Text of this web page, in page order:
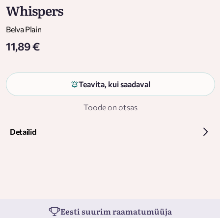
Whispers
Belva Plain
11,89 €
Teavita, kui saadaval
Toode on otsas
Detailid
Eesti suurim raamatumüüja